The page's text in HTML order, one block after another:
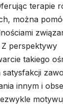
terapie
można
perspektywy
takiego
satysfakcji
innym i